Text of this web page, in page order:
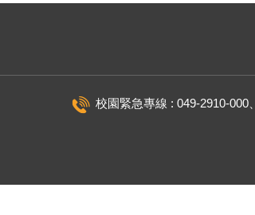
校園緊急專線 : 049-2910-000